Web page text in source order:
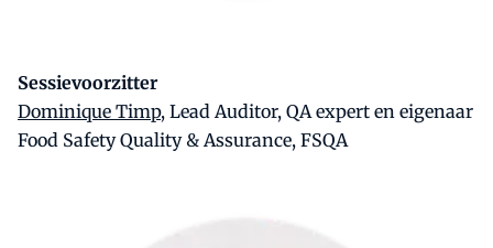
Sessievoorzitter
Dominique Timp, Lead Auditor, QA expert en eigenaar
Food Safety Quality & Assurance, FSQA